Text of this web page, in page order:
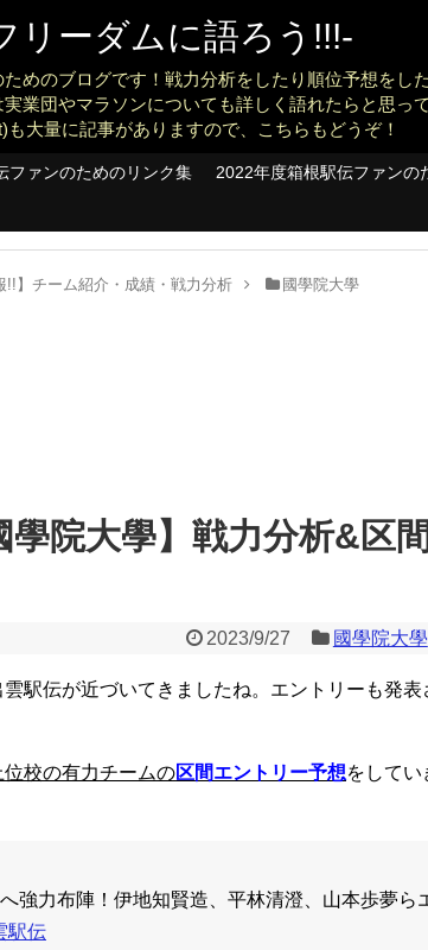
リーダムに語ろう!!!-
めのブログです！戦力分析をしたり順位予想を
業団やマラソンについても詳しく語れたらと思っ
大量に記事がありますので、こちらもどうぞ！
ファンのためのリンク集 2022年度箱根駅伝ファンの
!!】チーム紹介・成績・戦力分析 國學院大學
學院大學】戦力分析&区
2023/9/27 國學院大學
駅伝が近づいてきましたね。エントリーも発表
校の有力チームの区間エントリー予想をしてい
強力布陣！伊地知賢造、平林清澄、山本歩夢ら
駅伝